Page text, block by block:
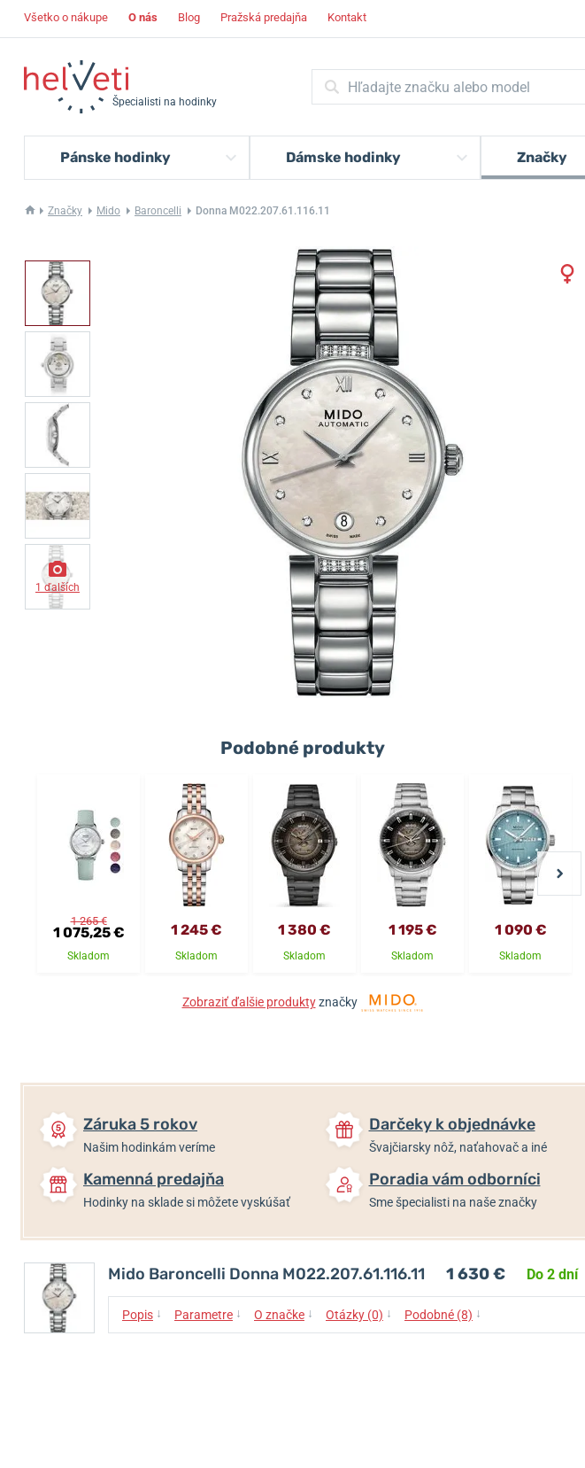
Všetko o nákupe O nás Blog Pražská predajňa Kontakt
Špecialisti na hodinky
Pánske hodinky Dámske hodinky Značky
Značky Mido Baroncelli Donna M022.207.61.116.11
1 ďalších
Podobné produkty
1 265 €
1 075,25 €
Skladom
1 245 €
Skladom
1 380 €
Skladom
1 195 €
Skladom
1 090 €
Skladom
Zobraziť ďalšie produktyznačky
Záruka 5 rokov
Našim hodinkám veríme
Darčeky k objednávke
Švajčiarsky nôž, naťahovač a iné
Kamenná predajňa
Hodinky na sklade si môžete vyskúšať
Poradia vám odborníci
Sme špecialisti na naše značky
Mido Baroncelli Donna M022.207.61.116.11 1 630 € Do 2 dní
Popis ↓ Parametre ↓ O značke ↓ Otázky (0) ↓ Podobné (8) ↓